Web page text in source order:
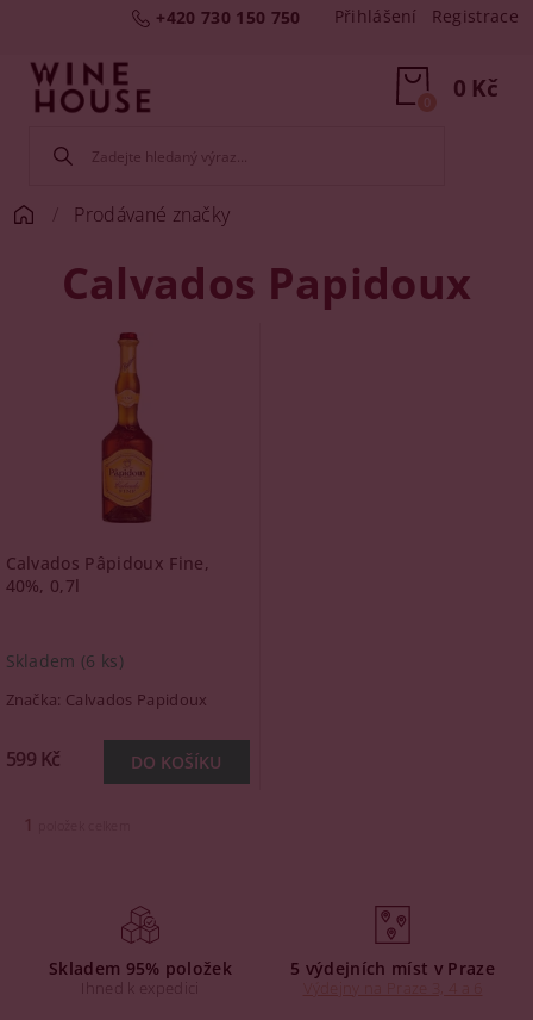
+420 730 150 750 Přihlášení Registrace
0 Kč
0
Prodávané značky
Calvados Papidoux
Calvados Pâpidoux Fine,
40%, 0,7l
Skladem (6 ks)
Značka: Calvados Papidoux
599 Kč
1
Skladem 95% položek
Ihned k expedici
5 výdejních míst v Praze